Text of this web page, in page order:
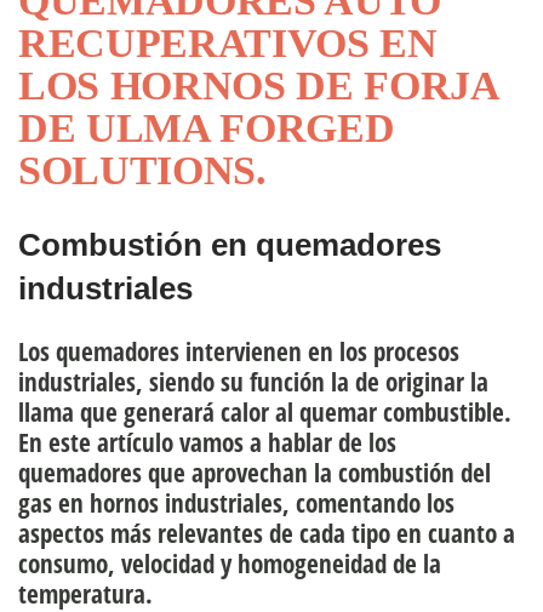
RECUPERATIVOS EN
LOS HORNOS DE FORJA
DE ULMA FORGED
SOLUTIONS.
Combustión en quemadores
industriales
Los quemadores intervienen en los procesos
industriales, siendo su función la de originar la
llama que generará calor al quemar combustible.
En este artículo vamos a hablar de los
quemadores que aprovechan la combustión del
gas en hornos industriales, comentando los
aspectos más relevantes de cada tipo en cuanto a
consumo, velocidad y homogeneidad de la
temperatura.
directivo